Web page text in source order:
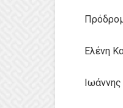
Ελένη